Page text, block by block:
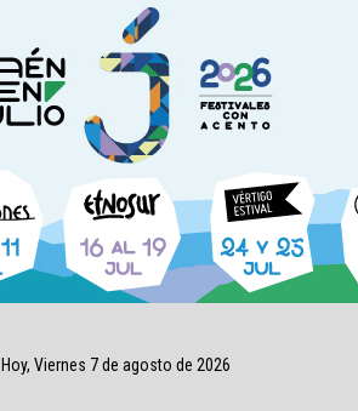
Hoy, Viernes 7 de agosto de 2026